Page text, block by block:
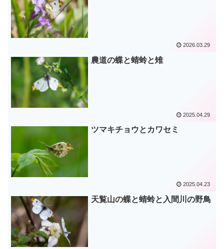
2026.03.29
農道の蝶と蜻蛉と雉
2025.04.29
ツマキチョウとカワセミ
2025.04.23
天覧山の蝶と蜻蛉と入間川の野鳥